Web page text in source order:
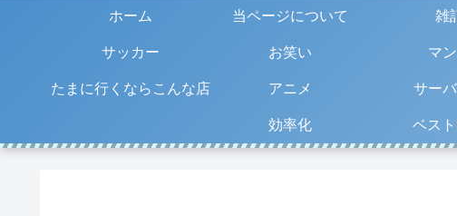
ホーム 当ページについて 雑
サッカー お笑い マ
たまに行くならこんな店 アニメ サー
効率化 ベス